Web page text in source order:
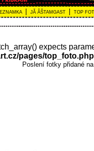
JĂ ÂŠTAMGAST TOP
expects
pages/top_foto.php
Poslení fotky přidané